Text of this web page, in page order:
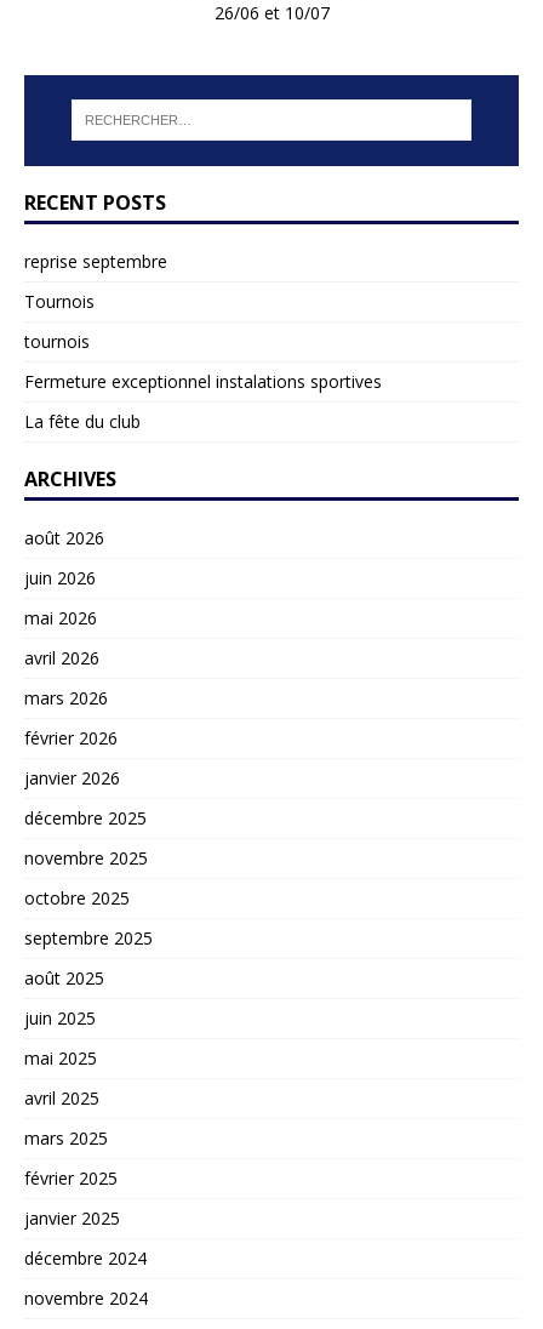
26/06 et 10/07
RECENT POSTS
reprise septembre
Tournois
tournois
Fermeture exceptionnel instalations sportives
La fête du club
ARCHIVES
août 2026
juin 2026
mai 2026
avril 2026
mars 2026
février 2026
janvier 2026
décembre 2025
novembre 2025
octobre 2025
septembre 2025
août 2025
juin 2025
mai 2025
avril 2025
mars 2025
février 2025
janvier 2025
décembre 2024
novembre 2024